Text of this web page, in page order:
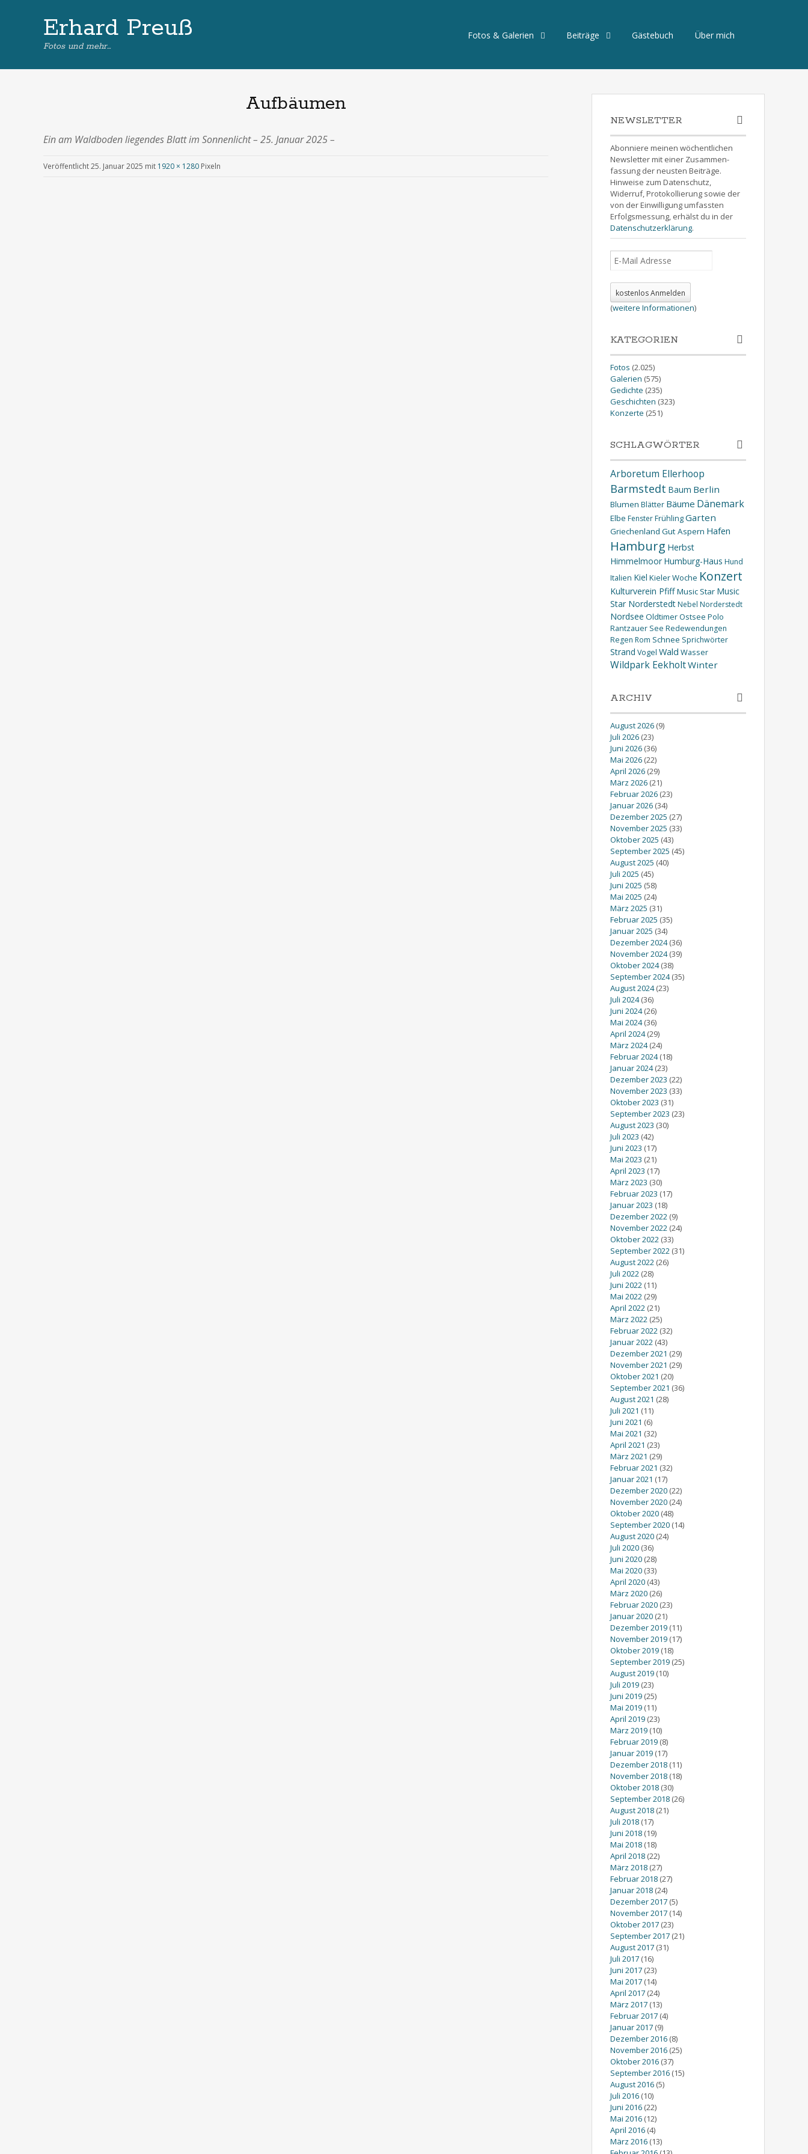
Erhard Preuß
Fotos und mehr…
Fotos & Galerien Beiträge Gästebuch Über mich
Aufbäumen
Ein am Waldboden liegendes Blatt im Sonnenlicht – 25. Januar 2025 –
Veröffentlicht25. Januar 2025 mit 1920 × 1280 Pixeln
NEWSLETTER
Abonniere meinen wöchentlichen
Newsletter mit einer Zusammen-
fassung der neusten Beiträge.
Hinweise zum Datenschutz,
Widerruf, Protokollierung sowie der
von der Einwilligung umfassten
Erfolgsmessung, erhälst du in der
Datenschutzerklärung.
(weitere Informationen)
KATEGORIEN
Fotos (2.025)
Galerien (575)
Gedichte (235)
Geschichten (323)
Konzerte (251)
SCHLAGWÖRTER
Arboretum Ellerhoop
Barmstedt Baum Berlin
Blumen Blätter Bäume Dänemark
Elbe FensterFrühlingGarten
Griechenland Gut Aspern Hafen
Hamburg Herbst
Himmelmoor Humburg-Haus Hund
Italien Kiel Kieler Woche Konzert
Kulturverein PfiffMusic Star Music
Star Norderstedt Nebel Norderstedt
Nordsee OldtimerOstsee Polo
Rantzauer See Redewendungen
Regen Rom Schnee Sprichwörter
Strand Vogel Wald Wasser
Wildpark EekholtWinter
ARCHIV
August 2026 (9)
Juli 2026 (23)
Juni 2026 (36)
Mai 2026 (22)
April 2026 (29)
März 2026 (21)
Februar 2026 (23)
Januar 2026 (34)
Dezember 2025 (27)
November 2025 (33)
Oktober 2025 (43)
September 2025 (45)
August 2025 (40)
Juli 2025 (45)
Juni 2025 (58)
Mai 2025 (24)
März 2025 (31)
Februar 2025 (35)
Januar 2025 (34)
Dezember 2024(36)
November 2024(39)
Oktober 2024(38)
September 2024(35)
August 2024(23)
Juli 2024(36)
Juni 2024(26)
Mai 2024(36)
April 2024(29)
März 2024(24)
Februar 2024(18)
Januar 2024(23)
Dezember 2023 (22)
November 2023 (33)
Oktober 2023 (31)
September 2023 (23)
August 2023 (30)
Juli 2023 (42)
Juni 2023 (17)
Mai 2023 (21)
April 2023 (17)
März 2023 (30)
Februar 2023 (17)
Januar 2023 (18)
Dezember 2022 (9)
November 2022 (24)
Oktober 2022 (33)
September 2022 (31)
August 2022 (26)
Juli 2022 (28)
Juni 2022 (11)
Mai 2022 (29)
April 2022 (21)
März 2022 (25)
Februar 2022 (32)
Januar 2022 (43)
Dezember 2021 (29)
November 2021 (29)
Oktober 2021 (20)
September 2021 (36)
August 2021 (28)
Juli 2021 (11)
Juni 2021 (6)
Mai 2021 (32)
April 2021 (23)
März 2021 (29)
Februar 2021 (32)
Januar 2021 (17)
Dezember 2020 (22)
November 2020 (24)
Oktober 2020 (48)
September 2020 (14)
August 2020 (24)
Juli 2020 (36)
Juni 2020 (28)
Mai 2020 (33)
April 2020 (43)
März 2020 (26)
Februar 2020 (23)
Januar 2020 (21)
Dezember 2019 (11)
November 2019 (17)
Oktober 2019 (18)
September 2019 (25)
August 2019 (10)
Juli 2019 (23)
Juni 2019 (25)
Mai 2019 (11)
April 2019 (23)
März 2019 (10)
Februar 2019 (8)
Januar 2019 (17)
Dezember 2018 (11)
November 2018 (18)
Oktober 2018 (30)
September 2018 (26)
August 2018 (21)
Juli 2018 (17)
Juni 2018 (19)
Mai 2018 (18)
April 2018 (22)
März 2018 (27)
Februar 2018 (27)
Januar 2018 (24)
Dezember 2017 (5)
November 2017 (14)
Oktober 2017 (23)
September 2017 (21)
August 2017 (31)
Juli 2017 (16)
Juni 2017 (23)
Mai 2017 (14)
April 2017 (24)
März 2017 (13)
Februar 2017 (4)
Januar 2017 (9)
Dezember 2016 (8)
November 2016 (25)
Oktober 2016 (37)
September 2016 (15)
August 2016 (5)
Juli 2016 (10)
Juni 2016 (22)
Mai 2016 (12)
April 2016 (4)
März 2016 (13)